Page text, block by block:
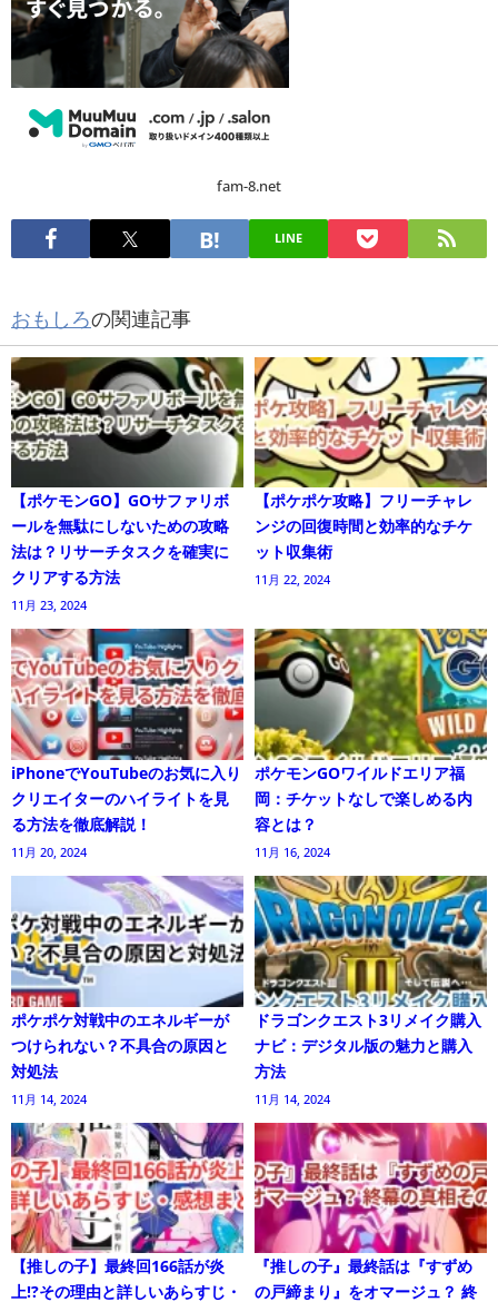
fam-8.net
LINE
おもしろの関連記事
【ポケモンGO】GOサファリボ
ールを無駄にしないための攻略
法は？リサーチタスクを確実に
クリアする方法
11月 23, 2024
【ポケポケ攻略】フリーチャレ
ンジの回復時間と効率的なチケ
ット収集術
11月 22, 2024
iPhoneでYouTubeのお気に入り
クリエイターのハイライトを見
る方法を徹底解説！
11月 20, 2024
ポケモンGOワイルドエリア福
岡：チケットなしで楽しめる内
容とは？
11月 16, 2024
ポケポケ対戦中のエネルギーが
つけられない？不具合の原因と
対処法
11月 14, 2024
ドラゴンクエスト3リメイク購入
ナビ：デジタル版の魅力と購入
方法
11月 14, 2024
【推しの子】最終回166話が炎
上!?その理由と詳しいあらすじ・
『推しの子』最終話は『すずめ
の戸締まり』をオマージュ？ 終